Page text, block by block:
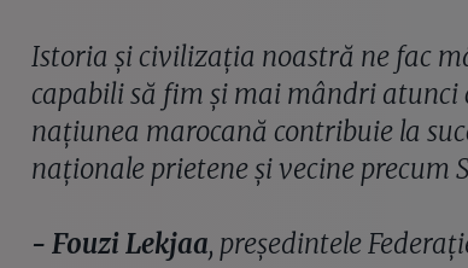
Istoria și civilizația noastră ne fac
capabili să fim și mai mândri atunci
națiunea marocană contribuie la
naționale prietene și vecine precum
- Fouzi Lekjaa, președintele